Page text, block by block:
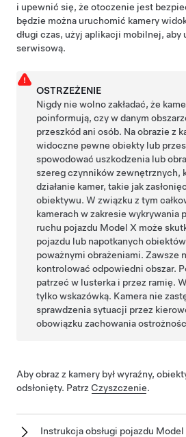
i upewnić się, że otoczenie jest
będzie można uruchomić kamery
długi czas, użyj aplikacji mobilnej, aby
serwisową.
OSTRZEŻENIE
Nigdy nie wolno zakładać, że
poinformują, czy w danym
przeszkód ani osób. Na obrazie z
widoczne pewne obiekty lub
spowodować uszkodzenia lub
szereg czynników zewnętrznych,
działanie kamer, takie jak
obiektywu. W związku z tym
kamerach w zakresie wykrywania
ruchu pojazdu Model X może
pojazdu lub napotkanych
poważnymi obrażeniami. Zawsze
kontrolować odpowiedni obszar.
patrzeć w lusterka i przez ramię.
tylko wskazówką. Kamera nie
sprawdzenia sytuacji przez
obowiązku zachowania
Aby obraz z kamery był wyraźny,
odsłonięty. Patrz Czyszczenie.
Instrukcja obsługi pojazdu Model